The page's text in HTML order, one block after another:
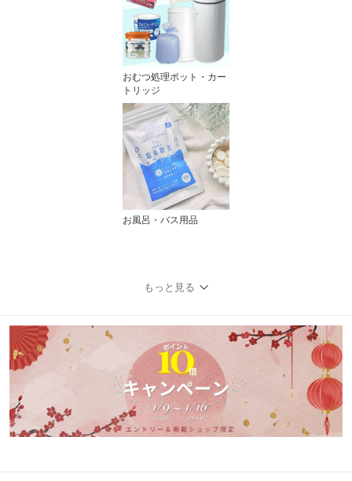
おむつ処理ポット・カー
トリッジ
お風呂・バス用品
もっと見る